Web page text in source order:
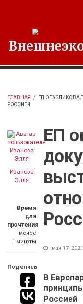
ГЛАВНАЯ /
ЕП
РОССИЕЙ
Иванова
Элля
Время
для
прочтения
менее
1 минуты
Поделись
ЕП
мая 17,
В
Россией